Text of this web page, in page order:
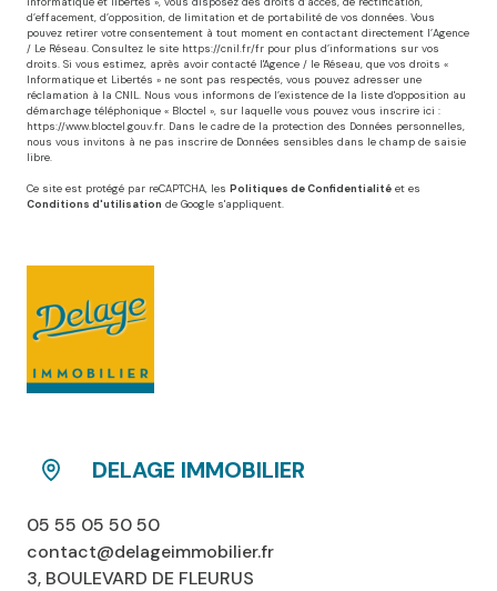
d’effacement, d’opposition, de limitation et de portabilité de vos données. Vous
pouvez retirer votre consentement à tout moment en contactant directement l’Agence
/ Le Réseau. Consultez le site https://cnil.fr/fr pour plus d’informations sur vos
droits. Si vous estimez, après avoir contacté l'Agence / le Réseau, que vos droits «
Informatique et Libertés » ne sont pas respectés, vous pouvez adresser une
réclamation à la CNIL. Nous vous informons de l’existence de la liste d'opposition au
démarchage téléphonique « Bloctel », sur laquelle vous pouvez vous inscrire ici :
https://www.bloctel.gouv.fr. Dans le cadre de la protection des Données personnelles,
nous vous invitons à ne pas inscrire de Données sensibles dans le champ de saisie
libre.
Ce site est protégé par reCAPTCHA, les Politiques de Confidentialité et es
Conditions d'utilisation de Google s'appliquent.
DELAGE IMMOBILIER
05 55 05 50 50
contact@delageimmobilier.fr
3, BOULEVARD DE FLEURUS